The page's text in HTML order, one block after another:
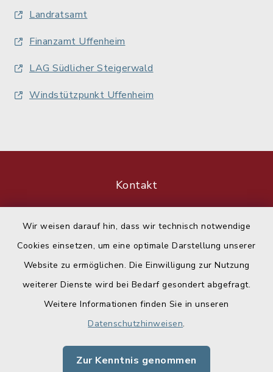
Wir weisen darauf hin, dass wir technisch notwendige
Cookies einsetzen, um eine optimale Darstellung unserer
Website zu ermöglichen. Die Einwilligung zur Nutzung
weiterer Dienste wird bei Bedarf gesondert abgefragt.
Weitere Informationen finden Sie in unseren
Datenschutzhinweisen.
Zur Kenntnis genommen
Landratsamt
Finanzamt Uffenheim
LAG Südlicher Steigerwald
Windstützpunkt Uffenheim
Kontakt
Datenschutz
Impressum
Sitemap
Cookie-Einstellungen